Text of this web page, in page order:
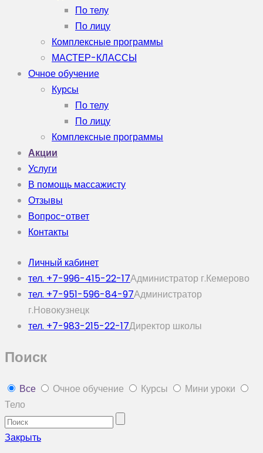
По телу
По лицу
Комплексные программы
МАСТЕР-КЛАССЫ
Очное обучение
Курсы
По телу
По лицу
Комплексные программы
Акции
Услуги
В помощь массажисту
Отзывы
Вопрос-ответ
Контакты
Личный кабинет
тел. +7-996-415-22-17Администратор г.Кемерово
тел. +7-951-596-84-97Администратор
г.Новокузнецк
тел. +7-983-215-22-17Директор школы
Поиск
Все Очное обучение Курсы
Мини уроки
Тело
Закрыть